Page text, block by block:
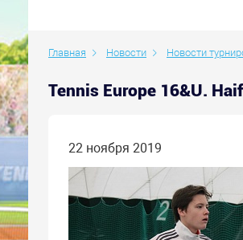
Главная Новости Новости
Tennis Europe 16&U.
22 ноября 2019